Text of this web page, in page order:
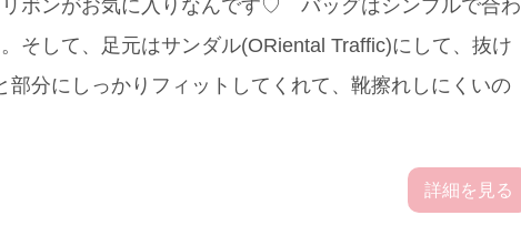
リボンがお気に入りなんです♡ バッグはシンプルで合わ
そして、足元はサンダル(ORiental Traffic)にして、抜け
分にしっかりフィットしてくれて、靴擦れしにくいの
詳細を見る